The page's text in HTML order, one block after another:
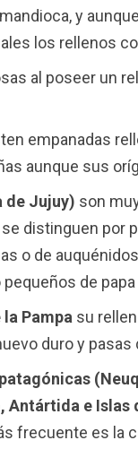
y
los rellenos
al poseer un
empanadas
aunque sus
de Jujuy) son
distinguen por
o de
de
Pampasu
duro y pasas
Antártida e
frecuente es la